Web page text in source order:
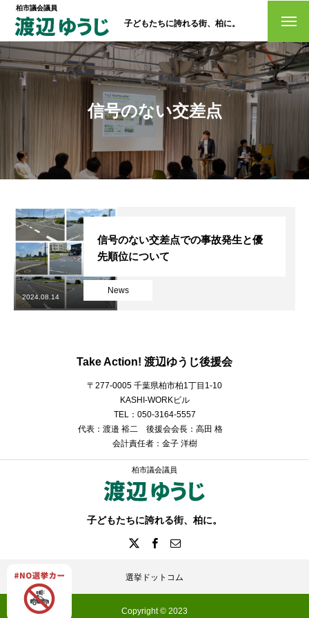
柏市議会議員
子どもたちに誇れる街、柏に。
トップページ
政策
経歴・プロフィール
活動情報
お問い合わせ
選挙ドットコム
信号のない交差点
News
信号のない交差点での事故発生と優
先順位について
2024.08.14
Take Action! 渡辺ゆうじ後援会
〒277-0005 千葉県柏市柏1丁目1-10
KASHI-WORKビル
TEL：050-3164-5557
代表：渡邉 裕二 後援会会長：高田 格
会計責任者：金子 洋樹
柏市議会議員
子どもたちに誇れる街、柏に。
選挙ドットコム
Copyright © 2023